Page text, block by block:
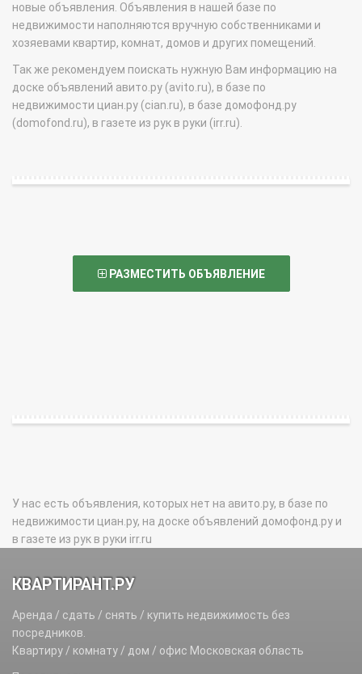
новые объявления. Объявления в нашей базе по
недвижимости наполняются вручную собственниками и
хозяевами квартир, комнат, домов и других помещений.
Так же рекомендуем поискать нужную Вам информацию на
доске объявлений авито.ру (avito.ru), в базе по
недвижимости циан.ру (cian.ru), в базе домофонд.ру
(domofond.ru), в газете из рук в руки (irr.ru).
РАЗМЕСТИТЬ ОБЪЯВЛЕНИЕ
У нас есть объявления, которых нет на авито.ру, в базе по
недвижимости циан.ру, на доске объявлений домофонд.ру и
в газете из рук в руки irr.ru
КВАРТИРАНТ.РУ
Аренда / сдать / снять / купить недвижимость без
посредников.
Квартиру / комнату / дом / офис Московская область